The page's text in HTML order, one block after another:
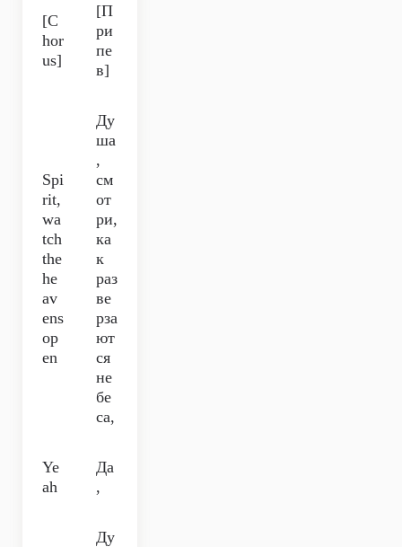
[C
hor
us]
[П
ри
пе
в]
Spi
rit,
wa
tch
the
he
av
ens
op
en
Ду
ша
,
см
от
ри,
ка
к
раз
ве
рза
ют
ся
не
бе
са,
Ye
ah
Да
,
Ду